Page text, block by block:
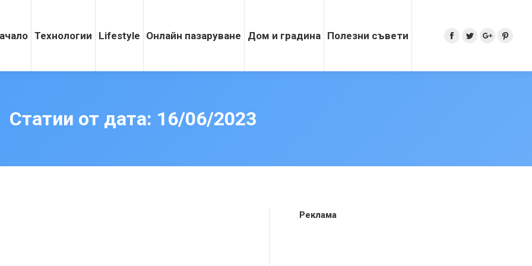
Технологии Lifestyle Онлайн пазаруване Дом и градина Полезни съвети Search:Facebook
TwitterGoogle+
Статии от дата: 16/06/2023
Реклама